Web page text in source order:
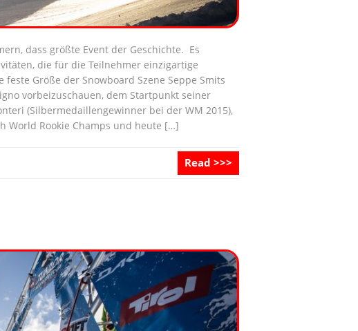
dass größte Event der Geschichte. Es
die für die Teilnehmer einzigartige
Größe der Snowboard Szene Seppe Smits
vorbeizuschauen, dem Startpunkt seiner
(Silbermedaillengewinner bei der WM 2015),
World Rookie Champs und heute […]
Read >>>